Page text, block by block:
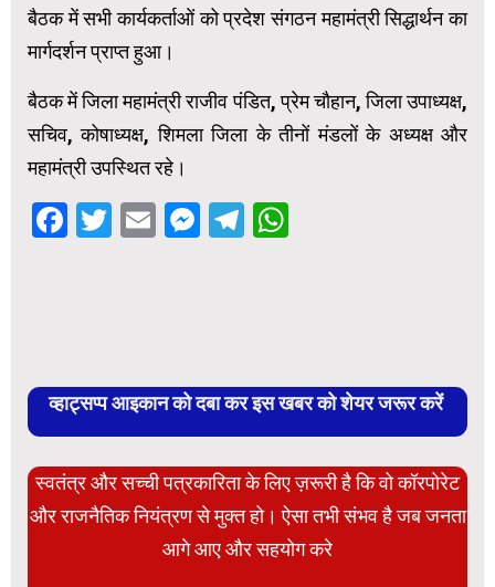
बैठक में सभी कार्यकर्ताओं को प्रदेश संगठन महामंत्री सिद्धार्थन का
मार्गदर्शन प्राप्त हुआ।
बैठक में जिला महामंत्री राजीव पंडित, प्रेम चौहान, जिला उपाध्यक्ष,
सचिव, कोषाध्यक्ष, शिमला जिला के तीनों मंडलों के अध्यक्ष और
महामंत्री उपस्थित रहे।
Facebook
Twitter
EmailMessenger
Telegram
व्हाट्सप्प आइकान को दबा कर इस खबर को शेयर जरूर करें
स्वतंत्र और सच्ची पत्रकारिता के लिए ज़रूरी है कि वो कॉरपोरेट
और राजनैतिक नियंत्रण से मुक्त हो। ऐसा तभी संभव है जब जनता
आगे आए और सहयोग करे